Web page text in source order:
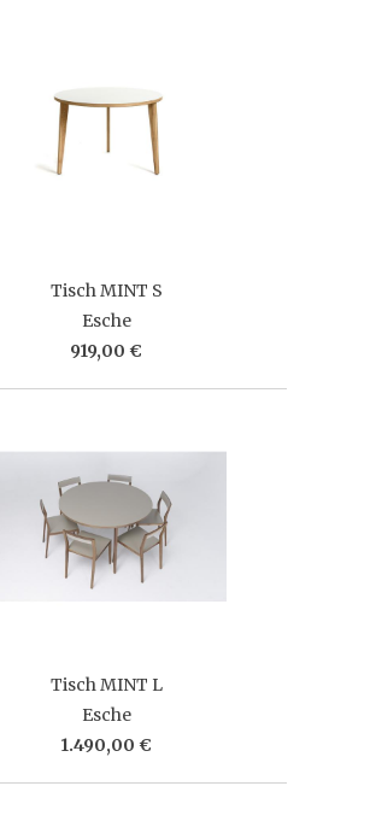
Tisch MINT S
Esche
919,00 €
Tisch MINT L
Esche
1.490,00 €